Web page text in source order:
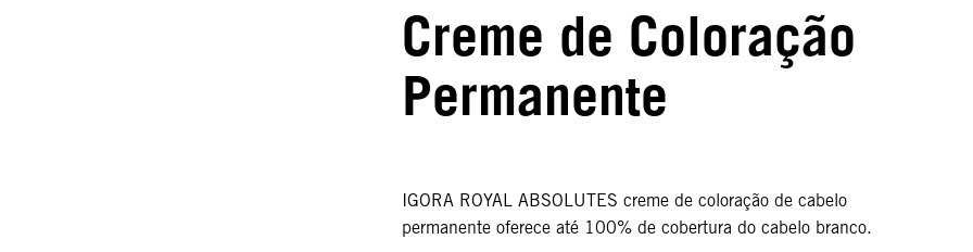
Creme de Coloração
Permanente
IGORA ROYAL ABSOLUTES creme de coloração de cabelo
permanente oferece até 100% de cobertura do cabelo branco.